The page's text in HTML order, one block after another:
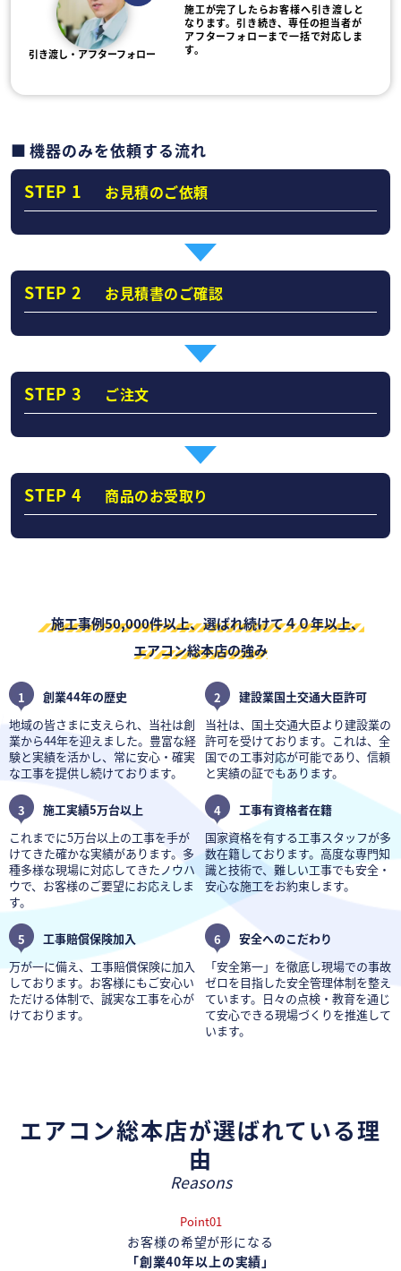
引き渡し・アフターフォロー
施工が完了したらお客様へ引き渡しと
なります。引き続き、専任の担当者が
アフターフォローまで一括で対応しま
す。
機器のみを依頼する流れ
STEP 1 お見積のご依頼
STEP 2 お見積書のご確認
STEP 3 ご注文
STEP 4 商品のお受取り
施工事例50,000件以上、選ばれ続けて４０年以上、
エアコン総本店の強み
1
創業44年の歴史
地域の皆さまに支えられ、当社は創
業から44年を迎えました。豊富な経
験と実績を活かし、常に安心・確実
な工事を提供し続けております。
2
建設業国土交通大臣許可
当社は、国土交通大臣より建設業の
許可を受けております。これは、全
国での工事対応が可能であり、信頼
と実績の証でもあります。
3
施工実績5万台以上
これまでに5万台以上の工事を手が
けてきた確かな実績があります。多
種多様な現場に対応してきたノウハ
ウで、お客様のご要望にお応えしま
す。
4
工事有資格者在籍
国家資格を有する工事スタッフが多
数在籍しております。高度な専門知
識と技術で、難しい工事でも安全・
安心な施工をお約束します。
5
工事賠償保険加入
万が一に備え、工事賠償保険に加入
しております。お客様にもご安心い
ただける体制で、誠実な工事を心が
けております。
6
安全へのこだわり
「安全第一」を徹底し現場での事故
ゼロを目指した安全管理体制を整え
ています。日々の点検・教育を通じ
て安心できる現場づくりを推進して
います。
エアコン総本店が選ばれている理
由
Reasons
Point01
お客様の希望が形になる
「創業40年以上の実績」